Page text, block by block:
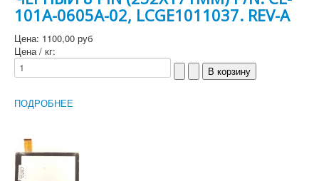
101A-0605A-02, LCGE1011037. REV-A
Цена: 1100,00 руб
Цена / кг:
ПОДРОБНЕЕ